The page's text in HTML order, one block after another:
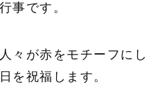
事です。
々が赤をモチーフにし
を祝福します。